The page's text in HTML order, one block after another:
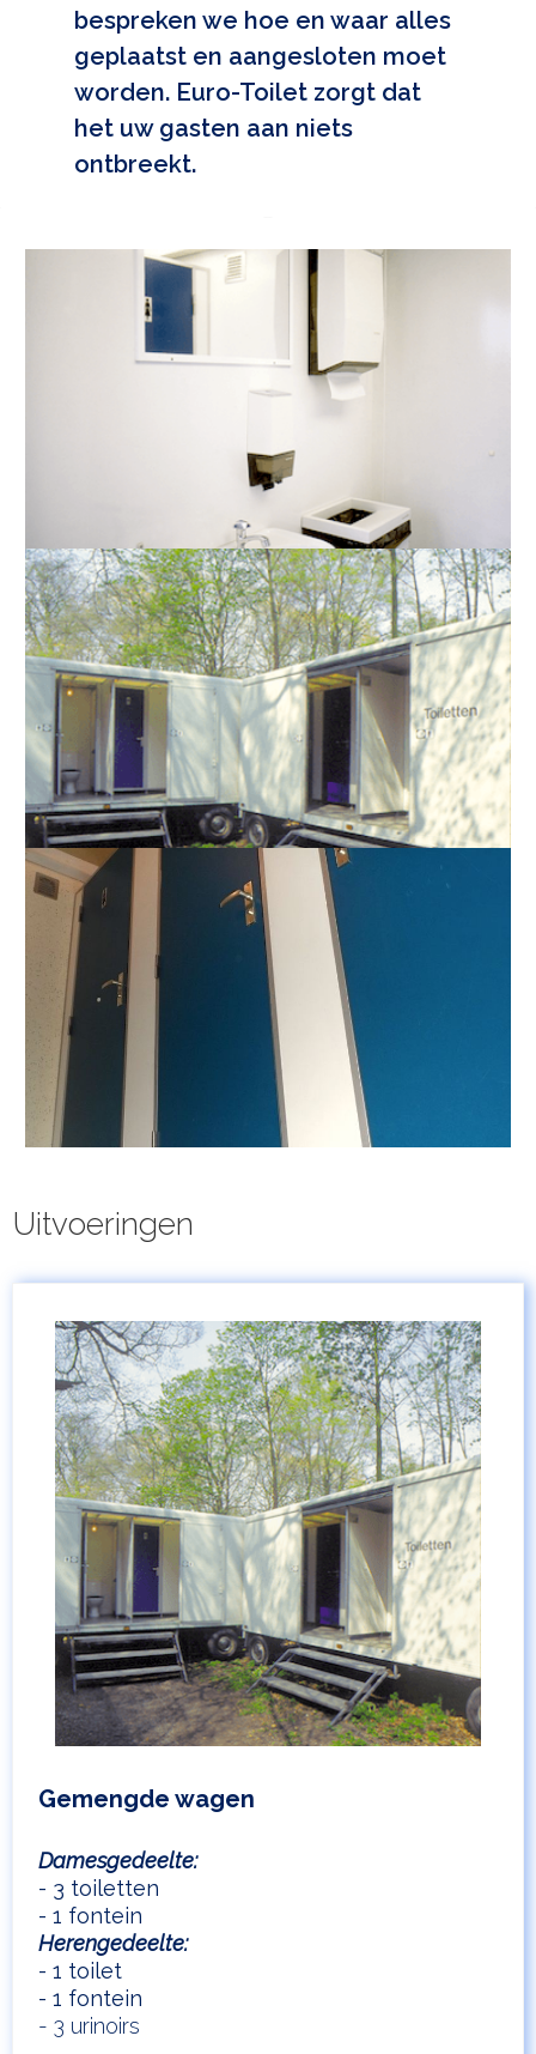
bespreken we hoe en waar alles
geplaatst en aangesloten moet
worden. Euro-Toilet zorgt dat
het uw gasten aan niets
ontbreekt.
Uitvoeringen
Gemengde wagen
Damesgedeelte:
- 3 toiletten
- 1 fontein
Herengedeelte:
- 1 toilet
- 1 fontein
- 3 urinoirs